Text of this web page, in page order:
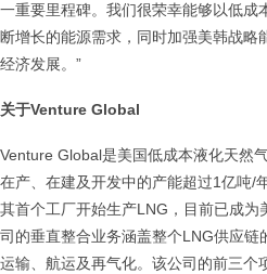
一重要里程碑。我们很荣幸能够以低成
断增长的能源需求，同时加强美韩战略
经济发展。”
关于Venture Global
Venture Global是美国低成本液化天然
在产、在建及开发中的产能超过1亿吨/
其首个工厂开始生产LNG，目前已成
司的垂直整合业务涵盖整个LNG供应
运输、航运及再气化。该公司的前三